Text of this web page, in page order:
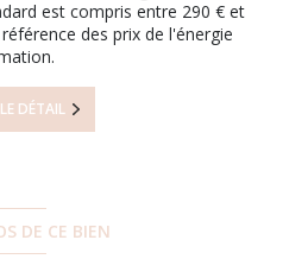
est compris entre 290 € et
des prix de l'énergie
DÉTAIL
DE CE BIEN